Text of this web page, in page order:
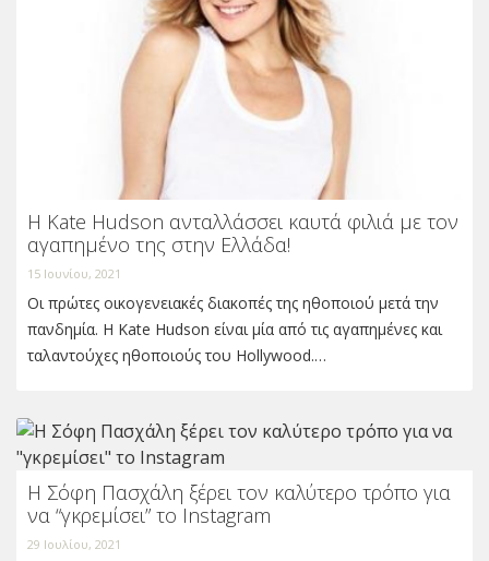
Η Kate Hudson ανταλλάσσει καυτά φιλιά με τον
αγαπημένο της στην Ελλάδα!
15 Ιουνίου, 2021
Οι πρώτες οικογενειακές διακοπές της ηθοποιού μετά την
πανδημία. Η Kate Hudson είναι μία από τις αγαπημένες και
ταλαντούχες ηθοποιούς του Hollywood.…
Η Σόφη Πασχάλη ξέρει τον καλύτερο τρόπο για
να “γκρεμίσει” το Instagram
29 Ιουλίου, 2021